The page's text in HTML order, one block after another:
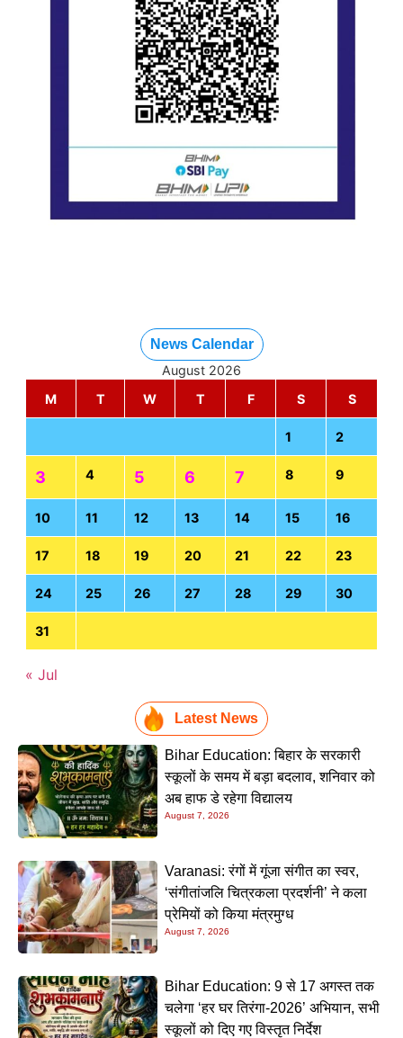
News Calendar
August 2026
M
T W T F S S
1 2
3 4 5 6 7 8 9
10 11 12 13 14 15 16
17 18 19 20 21 22 23
24 25 26 27 28 29 30
31
« Jul
Latest News
Bihar Education: बिहार के सरकारी
स्कूलों के समय में बड़ा बदलाव, शनिवार को
अब हाफ डे रहेगा विद्यालय
August 7, 2026
Varanasi: रंगों में गूंजा संगीत का स्वर,
‘संगीतांजलि चित्रकला प्रदर्शनी’ ने कला
प्रेमियों को किया मंत्रमुग्ध
August 7, 2026
Bihar Education: 9 से 17 अगस्त तक
चलेगा ‘हर घर तिरंगा-2026’ अभियान, सभी
स्कूलों को दिए गए विस्तृत निर्देश